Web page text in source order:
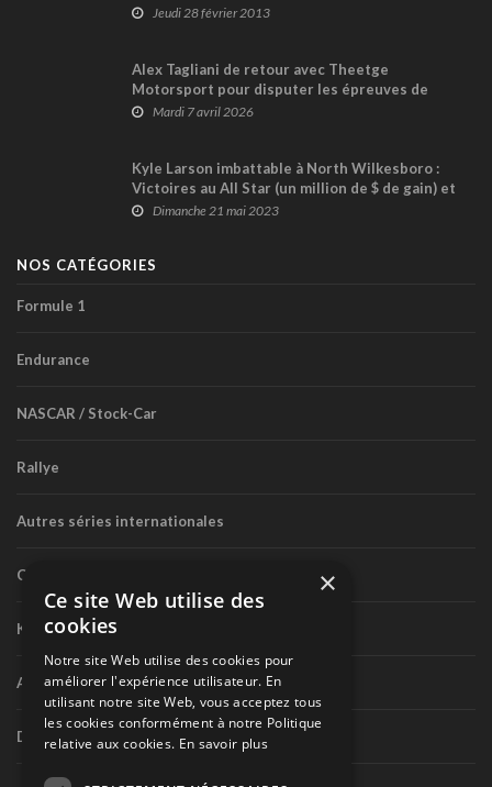
Jeudi 28 février 2013
Alex Tagliani de retour avec Theetge
Motorsport pour disputer les épreuves de
circuit routier en NASCAR Canada
Mardi 7 avril 2026
Kyle Larson imbattable à North Wilkesboro :
Victoires au All Star (un million de $ de gain) et
en NASCAR Truck (+ vidéos)
Dimanche 21 mai 2023
NOS CATÉGORIES
Formule 1
Endurance
NASCAR / Stock-Car
Rallye
Autres séries internationales
Circuit routier canadien
Karting
Autres séries nationales
Divers
×
Ce site Web utilise des
cookies
Notre site Web utilise des cookies pour
améliorer l'expérience utilisateur. En
utilisant notre site Web, vous acceptez tous
les cookies conformément à notre Politique
relative aux cookies. En savoir plus